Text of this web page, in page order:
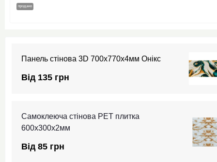
продано
Панель стінова 3D 700х770х4мм Онікс
Від 135 грн
Самоклеюча стінова PET плитка
600х300х2мм
Від 85 грн